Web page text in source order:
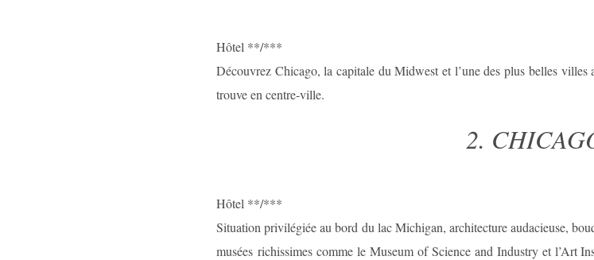
Hôtel **/***
Découvrez Chicago, la capitale du Midwest et l’une des plus belles
trouve en centre-ville.
2.
Hôtel **/***
Situation privilégiée au bord du lac Michigan, architecture audacieuse,
musées richissimes comme le Museum of Science and Industry et l’Art